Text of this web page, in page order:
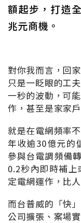
額起步，打造
兆元商機。
對你我而言，回
只是一眨眼的工
一秒的波動，可
作，甚至是家家
就是在電網頻率
年收逾30億元的
參與台電調頻備
0.2秒內即時補
定電網運作，比
而台普威的「快
公司擴張、案場